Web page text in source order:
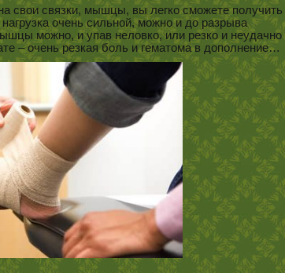
свои связки, мышцы, вы легко сможете получить
очень сильной, можно и до разрыва
можно, и упав неловко, или резко и неудачно
– очень резкая боль и гематома в дополнение…